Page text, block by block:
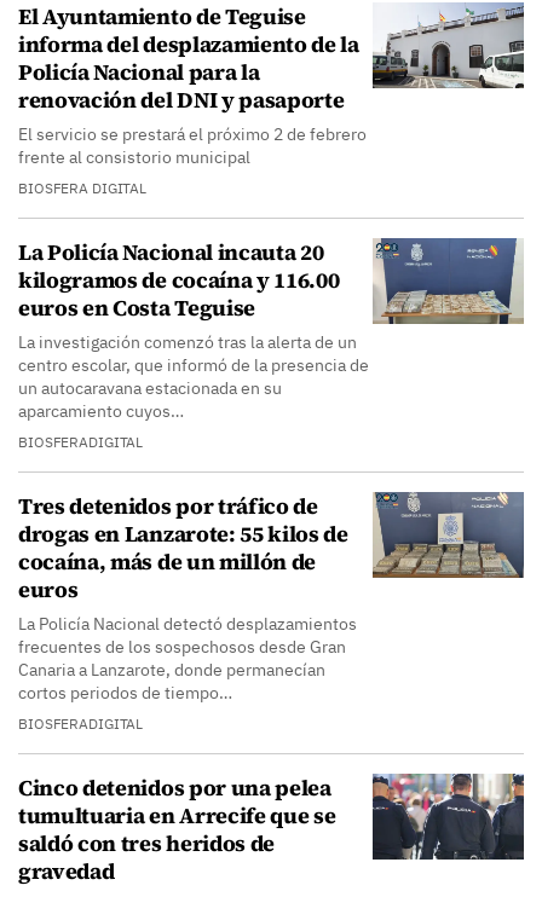
El Ayuntamiento de Teguise
informa del desplazamiento de la
Policía Nacional para la
renovación del DNI y pasaporte
El servicio se prestará el próximo 2 de febrero
frente al consistorio municipal
BIOSFERA DIGITAL
La Policía Nacional incauta 20
kilogramos de cocaína y 116.00
euros en Costa Teguise
La investigación comenzó tras la alerta de un
centro escolar, que informó de la presencia de
un autocaravana estacionada en su
aparcamiento cuyos…
BIOSFERADIGITAL
Tres detenidos por tráfico de
drogas en Lanzarote: 55 kilos de
cocaína, más de un millón de
euros
La Policía Nacional detectó desplazamientos
frecuentes de los sospechosos desde Gran
Canaria a Lanzarote, donde permanecían
cortos periodos de tiempo…
BIOSFERADIGITAL
Cinco detenidos por una pelea
tumultuaria en Arrecife que se
saldó con tres heridos de
gravedad